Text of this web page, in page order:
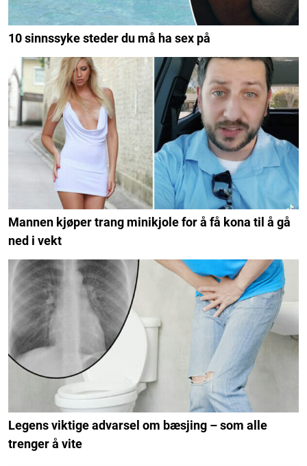
10 sinnssyke steder du må ha sex på
Mannen kjøper trang minikjole for å få kona til å gå
ned i vekt
Legens viktige advarsel om bæsjing – som alle
trenger å vite